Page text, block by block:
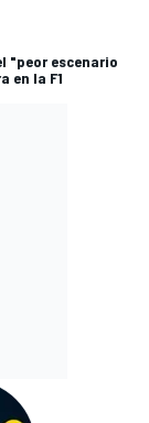
"peor escenario
en la F1